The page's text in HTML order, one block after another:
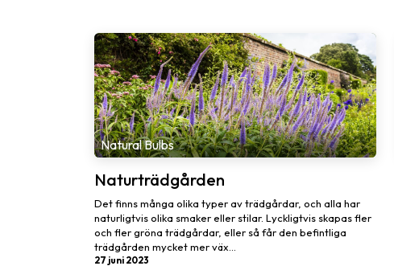
Natural Bulbs
Naturträdgården
Det finns många olika typer av trädgårdar, och alla har
naturligtvis olika smaker eller stilar. Lyckligtvis skapas fler
och fler gröna trädgårdar, eller så får den befintliga
trädgården mycket mer väx...
27 juni 2023